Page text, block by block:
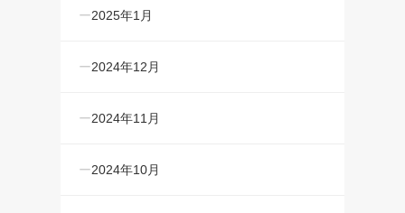
2025年1月
2024年12月
2024年11月
2024年10月